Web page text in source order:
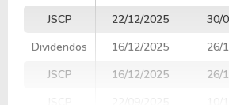
JSCP
22/12/2025 30/
Dividendos
16/12/2025 26/
JSCP
16/12/2025 26/